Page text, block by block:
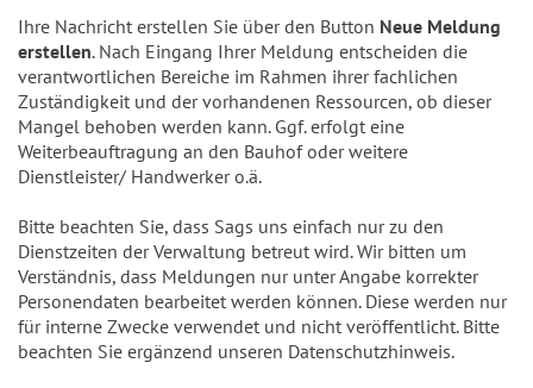
Ihre Nachricht erstellen Sie über den Button Neue Meldung
erstellen. Nach Eingang Ihrer Meldung entscheiden die
verantwortlichen Bereiche im Rahmen ihrer fachlichen
Zuständigkeit und der vorhandenen Ressourcen, ob dieser
Mangel behoben werden kann. Ggf. erfolgt eine
Weiterbeauftragung an den Bauhof oder weitere
Dienstleister/ Handwerker o.ä.
Bitte beachten Sie, dass Sags uns einfach nur zu den
Dienstzeiten der Verwaltung betreut wird. Wir bitten um
Verständnis, dass Meldungen nur unter Angabe korrekter
Personendaten bearbeitet werden können. Diese werden nur
für interne Zwecke verwendet und nicht veröffentlicht. Bitte
beachten Sie ergänzend unseren Datenschutzhinweis.